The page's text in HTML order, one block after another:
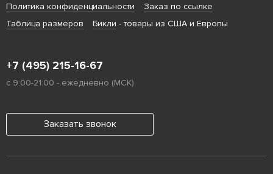
Политика конфиденциальности
Заказ по ссылке
Таблица размеров
Бикли - товары из США и Европы
+7 (495) 215-16-67
с 9:00-21:00 - ежедневно (МСК)
Заказать звонок